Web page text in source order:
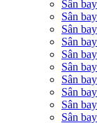
Sân
Sân
Sân
Sân
Sân
Sân
Sân
Sân
Sân
Sân